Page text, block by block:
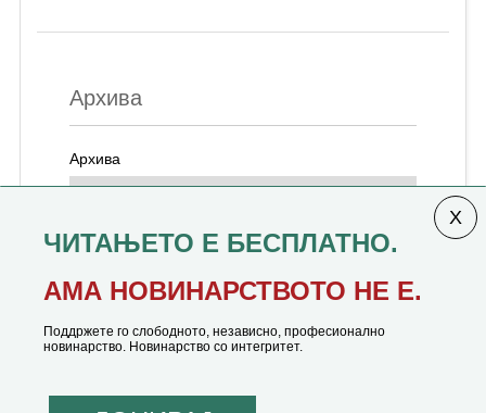
Архива
Архива
1991 година
ЧИТАЊЕТО Е БЕСПЛАТНО.
АМА НОВИНАРСТВОТО НЕ Е.
Поддржете го слободното, независно, професионално
новинарство. Новинарство со интегритет.